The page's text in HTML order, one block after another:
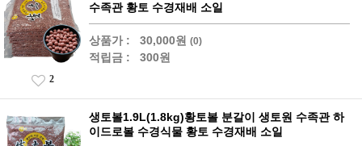
수족관 황토 수경재배 소일
상품가 : 30,000원 (0)
적립금 : 300원
2
생토볼1.9L(1.8kg)황토볼 분갈이 생토원 수족관 하
이드로볼 수경식물 황토 수경재배 소일